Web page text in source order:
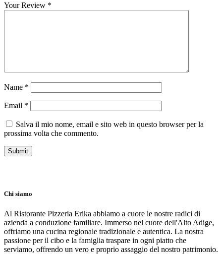
Your Review *
Name *
Email *
Salva il mio nome, email e sito web in questo browser per la
prossima volta che commento.
Chi siamo
Al Ristorante Pizzeria Erika abbiamo a cuore le nostre radici di
azienda a conduzione familiare. Immerso nel cuore dell'Alto Adige,
offriamo una cucina regionale tradizionale e autentica. La nostra
passione per il cibo e la famiglia traspare in ogni piatto che
serviamo, offrendo un vero e proprio assaggio del nostro patrimonio.